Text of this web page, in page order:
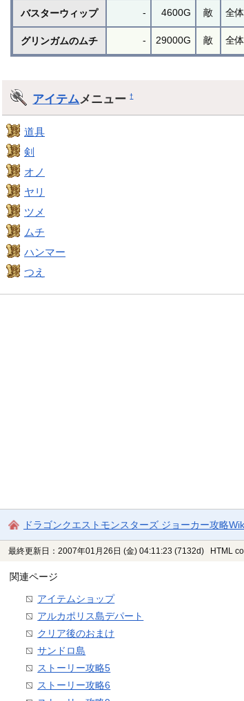
バスターウィップ - 4600G 敵 全体
グリンガムのムチ - 29000G 敵 全体
アイテムメニュー†
道具
剣
オノ
ヤリ
ツメ
ムチ
ハンマー
つえ
ドラゴンクエストモンスターズ ジョーカー攻略
最終更新日：2007年01月26日 (金) 04:11:23 (7132d) HTML
関連ページ
アイテムショップ
アルカポリス島デパート
クリア後のおまけ
サンドロ島
ストーリー攻略5
ストーリー攻略6